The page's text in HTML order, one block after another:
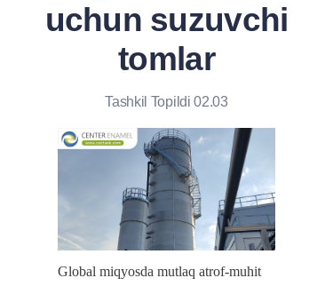
uchun suzuvchi
tomlar
Tashkil Topildi 02.03
Global miqyosda mutlaq atrof-muhit
Aloqa